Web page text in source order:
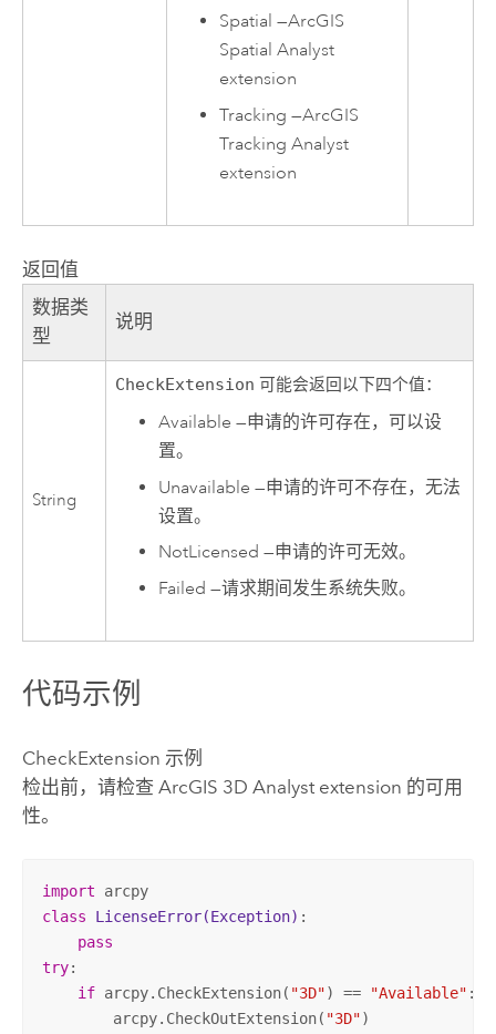
Spatial —ArcGIS
Spatial Analyst
extension
Tracking —ArcGIS
Tracking Analyst
extension
返回值
数据类
型
说明
String
CheckExtension 可能会返回以下四个值：
Available —申请的许可存在，可以设
置。
Unavailable —申请的许可不存在，无法
设置。
NotLicensed —申请的许可无效。
Failed —请求期间发生系统失败。
代码示例
CheckExtension 示例
检出前，请检查 ArcGIS 3D Analyst extension 的可用
性。
import
arcpy
class
LicenseError(Exception) :
pass
try:
if arcpy.CheckExtension( "3D") == "Available" :
        arcpy.CheckOutExtension(
"3D")